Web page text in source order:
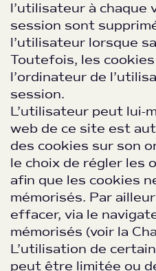
l’utilisateur à chaque
session sont
l’utilisateur lorsque
Toutefois, les
l’ordinateur de
session.
L’utilisateur peut lui-
web de ce site est
des cookies sur son
le choix de régler les
afin que les cookies
mémorisés. Par
effacer, via le
mémorisés (voir la
L’utilisation de
peut être limitée ou